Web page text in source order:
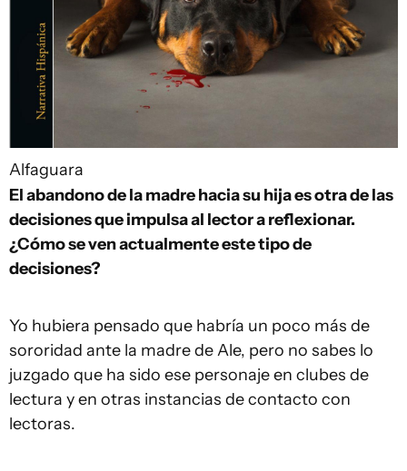
Alfaguara
El abandono de la madre hacia su hija es otra de las
decisiones que impulsa al lector a reflexionar.
¿Cómo se ven actualmente este tipo de
decisiones?
Yo hubiera pensado que habría un poco más de
sororidad ante la madre de Ale, pero no sabes lo
juzgado que ha sido ese personaje en clubes de
lectura y en otras instancias de contacto con
lectoras.